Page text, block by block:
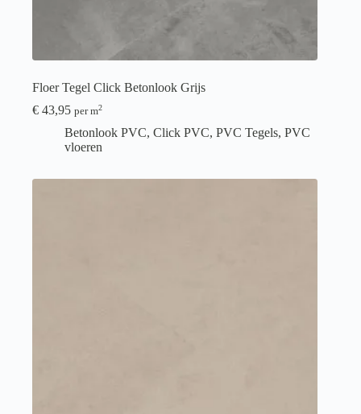
Floer Tegel Click Betonlook Grijs
€ 43,95 per m2
Betonlook PVC, Click PVC, PVC Tegels, PVC
vloeren